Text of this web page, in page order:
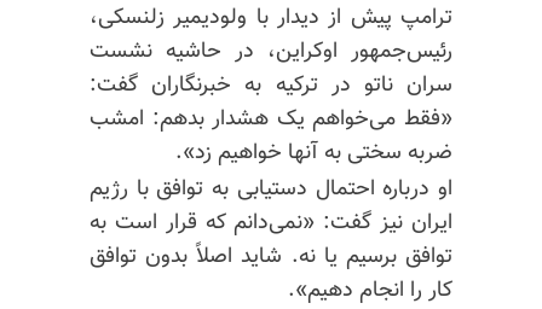
ترامپ پیش از دیدار با ولودیمیر زلنسکی،
رئیس‌جمهور اوکراین، در حاشیه نشست
سران ناتو در ترکیه به خبرنگاران گفت:
«فقط می‌خواهم یک هشدار بدهم: امشب
ضربه سختی به آنها خواهیم زد».
او درباره احتمال دستیابی به توافق با رژیم
ایران نیز گفت: «نمی‌دانم که قرار است به
توافق برسیم یا نه. شاید اصلاً بدون توافق
کار را انجام دهیم».